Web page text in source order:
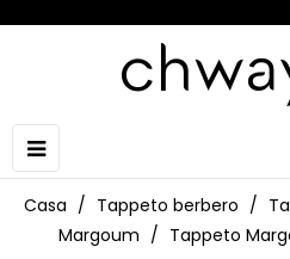
navigazione
Toggle
☰
Casa Tappeto berbero
Margoum
Tappeto